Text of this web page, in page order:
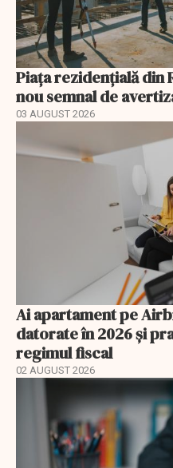
Piața rezidențială din
nou semnal de
03 AUGUST 2026
Ai apartament pe
datorate în 2026 și
regimul fiscal
02 AUGUST 2026